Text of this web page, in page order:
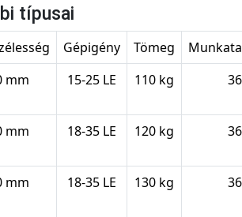
típusai
Gépigény Tömeg
mm 15-25 LE 110 kg
mm 18-35 LE 120 kg
mm 18-35 LE 130 kg